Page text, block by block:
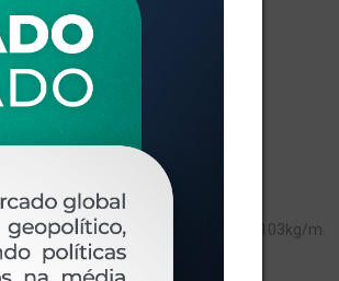
METAL XÁ, com peso linear de 0,103kg/m.